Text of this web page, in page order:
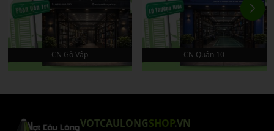
CN Gò Vấp CN Quận 10
VOTCAULONGSHOP.VN